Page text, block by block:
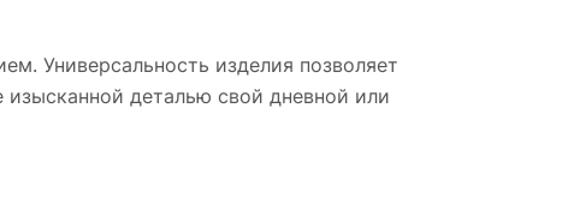
Универсальность изделия позволяет
изысканной деталью свой дневной или